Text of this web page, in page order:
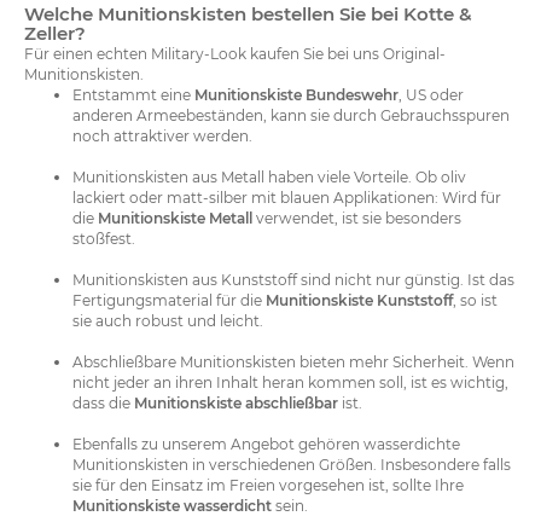
Welche Munitionskisten bestellen Sie bei Kotte &
Zeller?
Für einen echten Military-Look kaufen Sie bei uns Original-
Munitionskisten.
Entstammt eine Munitionskiste Bundeswehr , US oder
anderen Armeebeständen, kann sie durch Gebrauchsspuren
noch attraktiver werden.
Munitionskisten aus Metall haben viele Vorteile. Ob oliv
lackiert oder matt-silber mit blauen Applikationen: Wird für
die Munitionskiste Metall verwendet, ist sie besonders
stoßfest.
Munitionskisten aus Kunststoff sind nicht nur günstig. Ist das
Fertigungsmaterial für die Munitionskiste Kunststoff, so ist
sie auch robust und leicht.
Abschließbare Munitionskisten bieten mehr Sicherheit. Wenn
nicht jeder an ihren Inhalt heran kommen soll, ist es wichtig,
dass die Munitionskiste abschließbar ist.
Ebenfalls zu unserem Angebot gehören wasserdichte
Munitionskisten in verschiedenen Größen. Insbesondere falls
sie für den Einsatz im Freien vorgesehen ist, sollte Ihre
Munitionskiste wasserdicht sein.